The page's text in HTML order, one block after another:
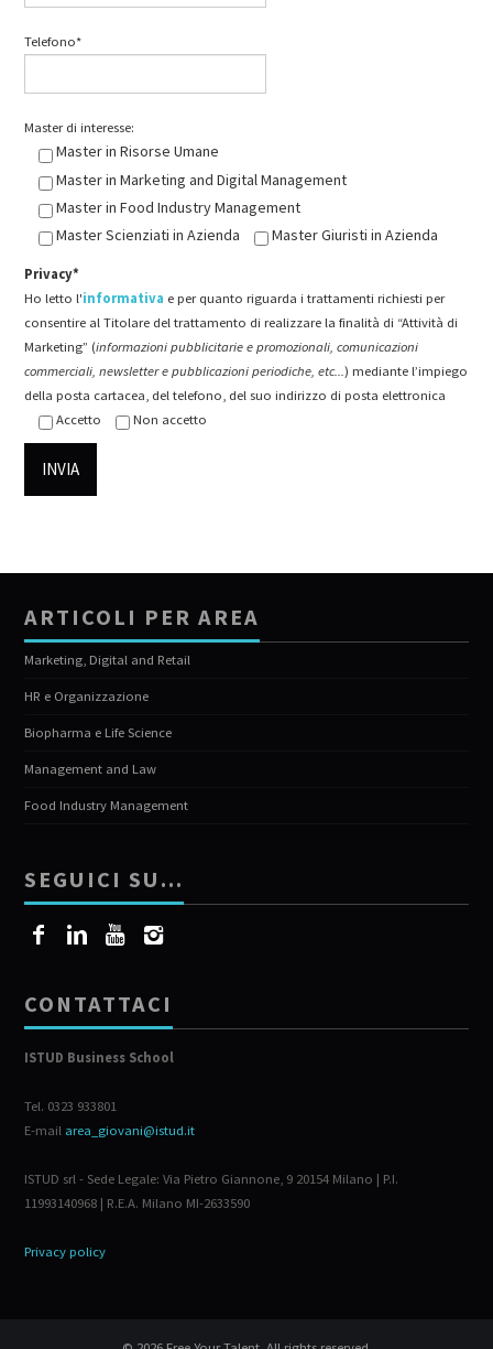
Telefono*
Master di interesse:
Master in Risorse Umane
Master in Marketing and Digital Management
Master in Food Industry Management
Master Scienziati in Azienda
Master Giuristi in Azienda
Privacy*
Ho letto l'informativa e per quanto riguarda i trattamenti richiesti per
consentire al Titolare del trattamento di realizzare la finalità di “Attività di
Marketing” (informazioni pubblicitarie e promozionali, comunicazioni
commerciali, newsletter e pubblicazioni periodiche, etc...) mediante l’impiego
della posta cartacea, del telefono, del suo indirizzo di posta elettronica
Accetto
Non accetto
ARTICOLI PER AREA
Marketing, Digital and Retail
HR e Organizzazione
Biopharma e Life Science
Management and Law
Food Industry Management
SEGUICI SU…
CONTATTACI
ISTUD Business School
Tel. 0323 933801
E-mail area_giovani@istud.it
ISTUD srl - Sede Legale: Via Pietro Giannone, 9 20154 Milano | P.I.
11993140968 | R.E.A. Milano MI-2633590
Privacy policy